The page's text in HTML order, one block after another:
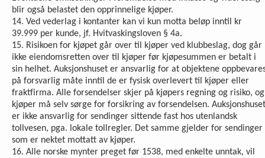
blir også belastet den opprinnelige kjøper.
14. Ved vederlag i kontanter kan vi kun motta beløp inntil kr
39.999 per kunde, jf. Hvitvaskingsloven § 4a.
15. Risikoen for kjøpet går over til kjøper ved klubbeslag, dog går
ikke eiendomsretten over til kjøper før kjøpesummen er betalt i
sin helhet. Auksjonshuset er ansvarlig for at objektene
på forsvarlig måte inntil de er fysisk overlevert til kjøper eller
fraktfirma. Alle forsendelser skjer på kjøpers regning og risiko, og
kjøper må selv sørge for forsikring av forsendelsen. Auksjonshuset
er ikke ansvarlig for sendinger sittende fast hos utenlandsk
tollvesen, pga. lokale tollregler. Det samme gjelder for sendinger
som er nektet mottatt av kjøper.
16. Alle norske mynter preget før 1538, med enkelte unntak, vil